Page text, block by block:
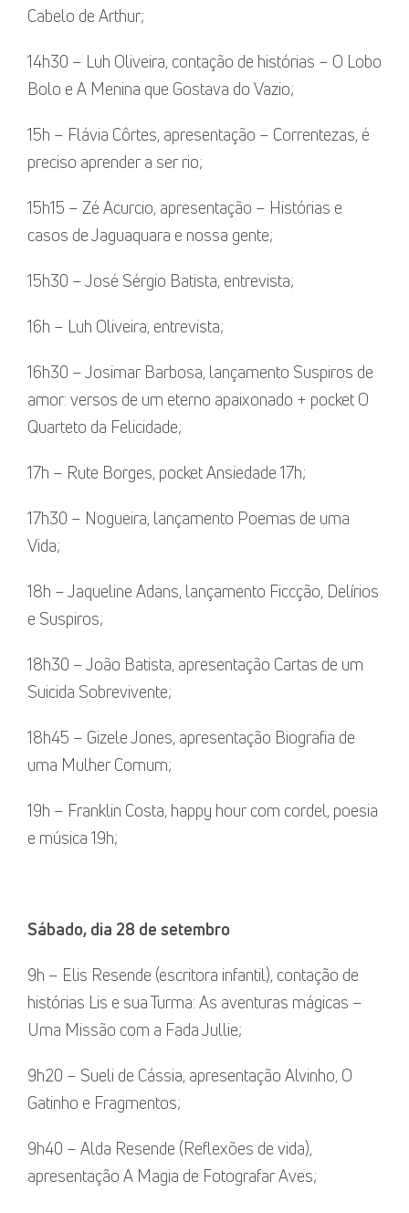
Cabelo de Arthur;
14h30 – Luh Oliveira, contação de histórias – O Lobo
Bolo e A Menina que Gostava do Vazio;
15h – Flávia Côrtes, apresentação – Correntezas, é
preciso aprender a ser rio;
15h15 – Zé Acurcio, apresentação – Histórias e
casos de Jaguaquara e nossa gente;
15h30 – José Sérgio Batista, entrevista;
16h – Luh Oliveira, entrevista;
16h30 – Josimar Barbosa, lançamento Suspiros de
amor: versos de um eterno apaixonado + pocket O
Quarteto da Felicidade;
17h – Rute Borges, pocket Ansiedade 17h;
17h30 – Nogueira, lançamento Poemas de uma
Vida;
18h – Jaqueline Adans, lançamento Ficcção, Delírios
e Suspiros;
18h30 – João Batista, apresentação Cartas de um
Suicida Sobrevivente;
18h45 – Gizele Jones, apresentação Biografia de
uma Mulher Comum;
19h – Franklin Costa, happy hour com cordel, poesia
e música 19h;
Sábado, dia 28 de setembro
9h – Elis Resende (escritora infantil), contação de
histórias Lis e sua Turma: As aventuras mágicas –
Uma Missão com a Fada Jullie;
9h20 – Sueli de Cássia, apresentação Alvinho, O
Gatinho e Fragmentos;
9h40 – Alda Resende (Reflexões de vida),
apresentação A Magia de Fotografar Aves;